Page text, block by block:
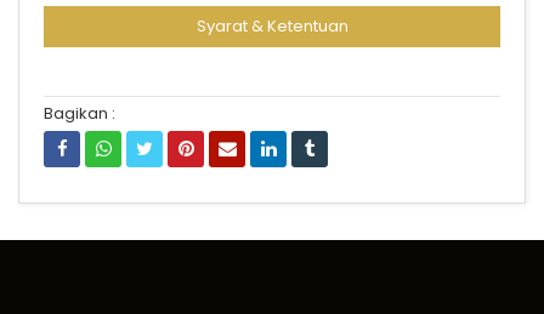
Syarat & Ketentuan
Bagikan :